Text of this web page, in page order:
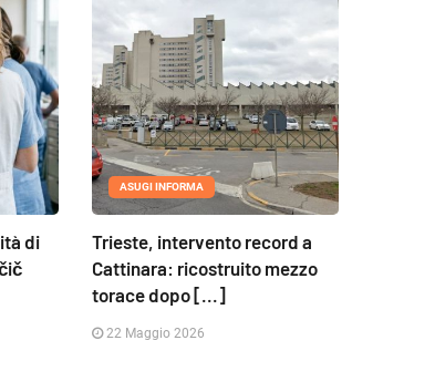
di
ASUGI INFORMA
Trieste, intervento record a
Cattinara: ricostruito mezzo
torace dopo [...]
22 Maggio 2026